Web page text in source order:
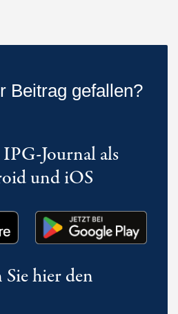
Beitrag gefallen?
IPG-Journal als
und iOS
hier den